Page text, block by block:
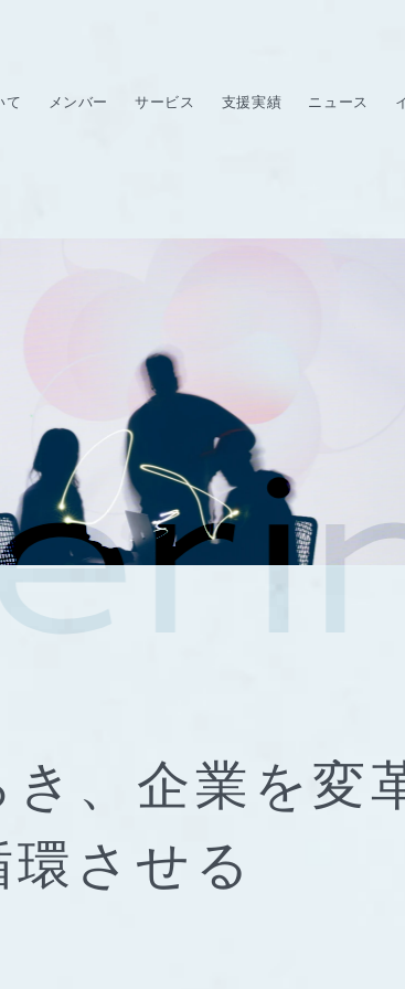
て メンバー サービス 支援実績 ニュース
、 企業を変
環させる